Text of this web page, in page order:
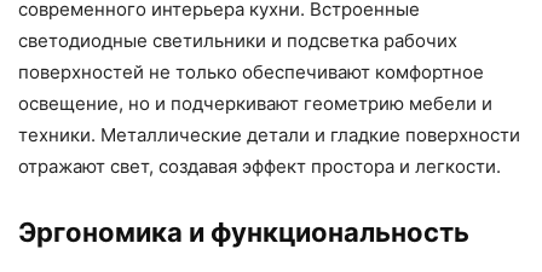
современного интерьера кухни. Встроенные
светодиодные светильники и подсветка рабочих
поверхностей не только обеспечивают комфортное
освещение, но и подчеркивают геометрию мебели и
техники. Металлические детали и гладкие поверхности
отражают свет, создавая эффект простора и легкости.
Эргономика и функциональность